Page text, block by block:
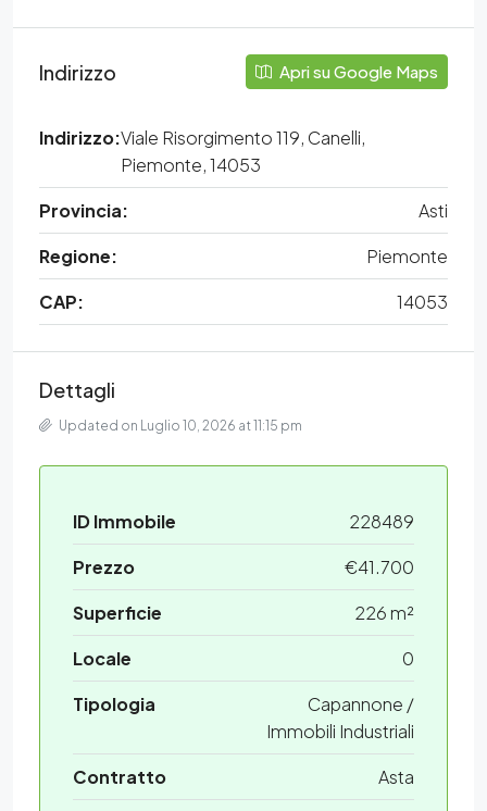
Indirizzo Apri su Google Maps
Indirizzo:Viale Risorgimento 119, Canelli,
Piemonte, 14053
Provincia:
Asti
Regione:
Piemonte
CAP:
14053
Dettagli
Updated on Luglio 10, 2026 at 11:15 pm
ID Immobile
228489
Prezzo
€41.700
Superficie
226 m²
Locale
0
Tipologia
Capannone /
Immobili Industriali
Contratto
Asta